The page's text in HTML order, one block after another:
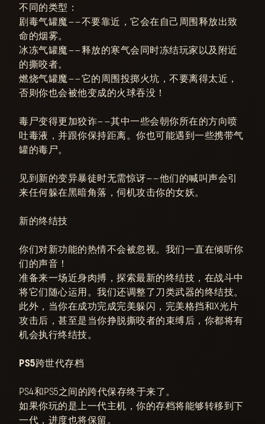
不同的类型：
剧毒气罐魔——不要靠近，它会在自己周围释放出致
命的烟雾。
冰冻气罐魔——释放的寒气会同时冻结玩家以及附近
的撕咬者。
燃烧气罐魔——它的周围投掷火坑，不要离得太近，
否则你也会被他变成的火球吞没！
毒尸变得更加狡诈——其中一些会朝你所在的方向喷
吐毒液，并跟你保持距离。你也可能遇到一些携带气
罐的毒尸。
见到新的变异暴徒时无需惊讶——他们的喊叫声会引
来任何躲在黑暗角落，伺机攻击你的女妖。
新的终结技
你们对新功能的热情不会被忽视。我们一直在倾听你
们的声音！
准备来一场近身肉搏，探索最新的终结技，在战斗中
将它们随心运用。我们还调整了刀类武器的终结技。
此外，当你在成功完成完美躲闪，完美格挡和X光片
攻击后，甚至是当你挣脱撕咬者的束缚后，你都将有
机会执行终结技。
PS5跨世代存档
PS4和PS5之间的跨代保存终于来了。
如果你玩的是上一代主机，你的存档将能够转移到下
一代，进度也将保留。